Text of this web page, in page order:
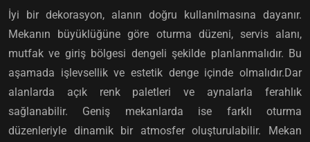
İyi bir dekorasyon, alanın doğru kullanılmasına dayanır.
Mekanın büyüklüğüne göre oturma düzeni, servis alanı,
mutfak ve giriş bölgesi dengeli şekilde planlanmalıdır. Bu
aşamada işlevsellik ve estetik denge içinde olmalıdır.Dar
alanlarda açık renk paletleri ve aynalarla ferahlık
sağlanabilir. Geniş mekanlarda ise farklı oturma
düzenleriyle dinamik bir atmosfer oluşturulabilir. Mekan